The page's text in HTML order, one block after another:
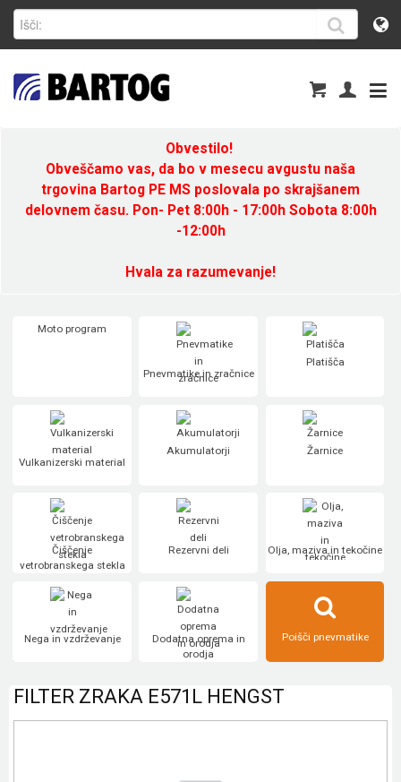
Obvestilo!
Obveščamo vas, da bo v mesecu avgustu naša
trgovina Bartog PE MS poslovala po skrajšanem
delovnem času. Pon- Pet 8:00h - 17:00h Sobota 8:00h
-12:00h
Hvala za razumevanje!
Moto program
Pnevmatike in zračnice
Platišča
Vulkanizerski material
Akumulatorji Žarnice
Čiščenje
vetrobranskega stekla
Rezervni deli Olja, maziva in tekočine
Nega in vzdrževanje
Dodatna oprema in
orodja
Poišči pnevmatike
FILTER ZRAKA E571L HENGST